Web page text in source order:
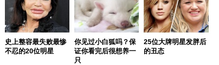
史上整容最失败最惨
不忍的20位明星
你见过小白狐吗？保
证你看完后很想养一
只
25位大牌明星发胖后
的丑态